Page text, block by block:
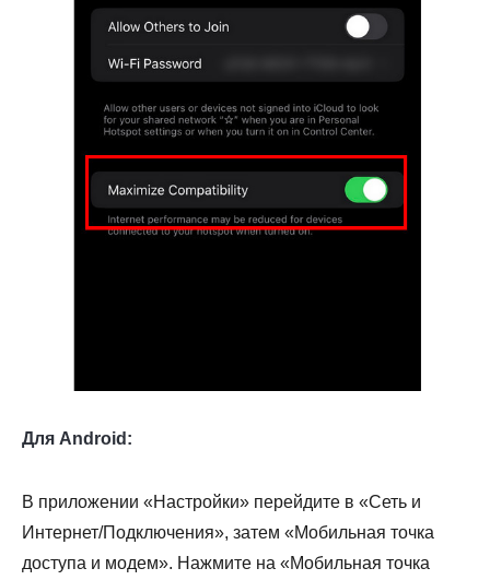
Для Android:
В приложении «Настройки» перейдите в «Сеть и
Интернет/Подключения», затем «Мобильная точка
доступа и модем». Нажмите на «Мобильная точка